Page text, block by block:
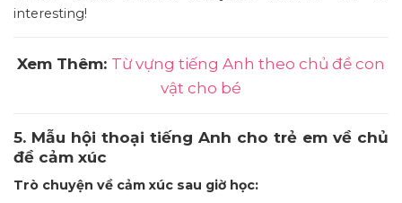
interesting!
Xem Thêm: Từ vựng tiếng Anh theo chủ đề con
vật cho bé
5. Mẫu hội thoại tiếng Anh cho trẻ em về chủ
đề cảm xúc
Trò chuyện về cảm xúc sau giờ học: